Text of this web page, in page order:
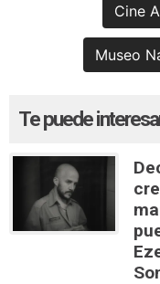
Cine
Museo
Te puede